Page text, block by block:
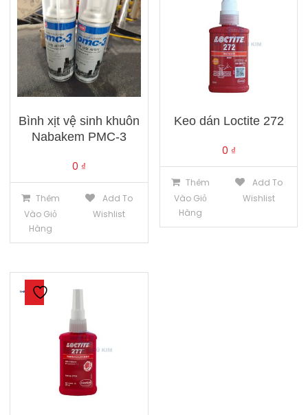
Bình xịt vệ sinh khuôn
Nabakem PMC-3
0 ₫
Thêm
Vào Giỏ
Hàng
Add To
Wishlist
Keo dán Loctite 272
0 ₫
Thêm
Vào Giỏ
Hàng
Add To
Wishlist